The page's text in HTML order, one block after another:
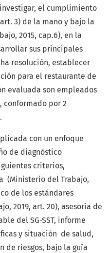
el cumplimiento
3) de la mano y bajo la
2015, cap.6), en la
sus principales
resolución, establecer
para el restaurante de
evaluada son empleados
por 2
con un enfoque
de diagnóstico
criterios,
(Ministerio del Trabajo,
de los estándares
2019, art. 20), asesoría de
del SG-SST, informe
y situación de salud,
de riesgos, bajo la guía